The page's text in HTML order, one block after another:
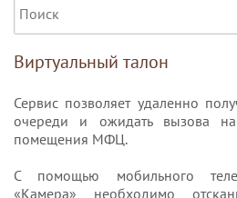
Виртуальный талон
Сервис позволяет удаленно
очереди и ожидать вызова
помещения МФЦ.
С помощью мобильного
«Камера» необходимо